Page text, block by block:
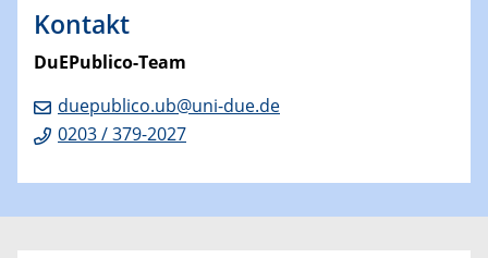
Kontakt
DuEPublico-Team
duepublico.ub@uni-due.de
0203 / 379-2027